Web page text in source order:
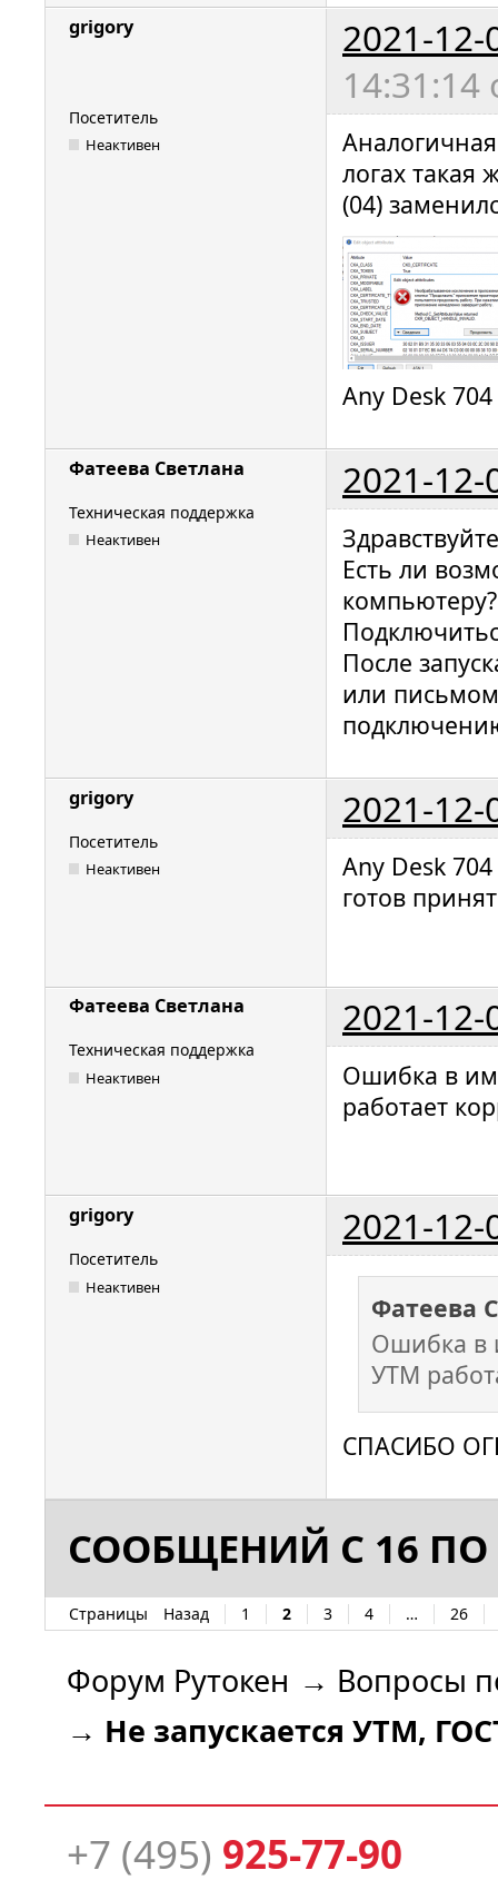
grigory
2021-12-
Посетитель
Неактивен
логах такая
(04)
Any Desk
Фатеева Светлана 2021-12-
Техническая поддержка
Неактивен
Есть ли
компьютеру?
После
или
grigory 2021-12-
Посетитель
Неактивен
Any Desk
готов
Фатеева Светлана 2021-12-
Техническая поддержка
Неактивен
Ошибка в
работает
grigory 2021-12-
Посетитель
Неактивен
Фатеева
Ошибка в
УТМ
СПАСИБО
СООБЩЕНИЙ С 16 ПО
Страницы Назад 1 2 3 4 … 26
Форум Рутокен → Вопросы
→ Не запускается УТМ,
+7 (495) 925-77-90